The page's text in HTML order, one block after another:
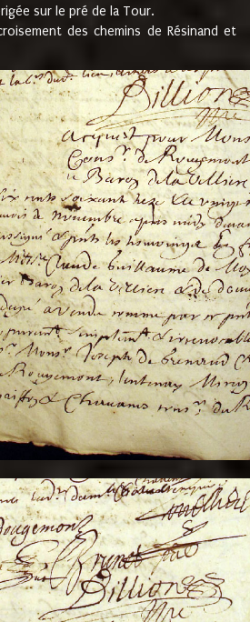
sur le pré de la Tour.
des chemins de Résinand et